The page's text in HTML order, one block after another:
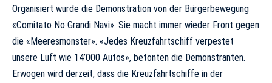
Organisiert wurde die Demonstration von der Bürgerbewegung
«Comitato No Grandi Navi». Sie macht immer wieder Front gegen
die «Meeresmonster». «Jedes Kreuzfahrtschiff verpestet
unsere Luft wie 14’000 Autos», betonten die Demonstranten.
Erwogen wird derzeit, dass die Kreuzfahrtschiffe in der